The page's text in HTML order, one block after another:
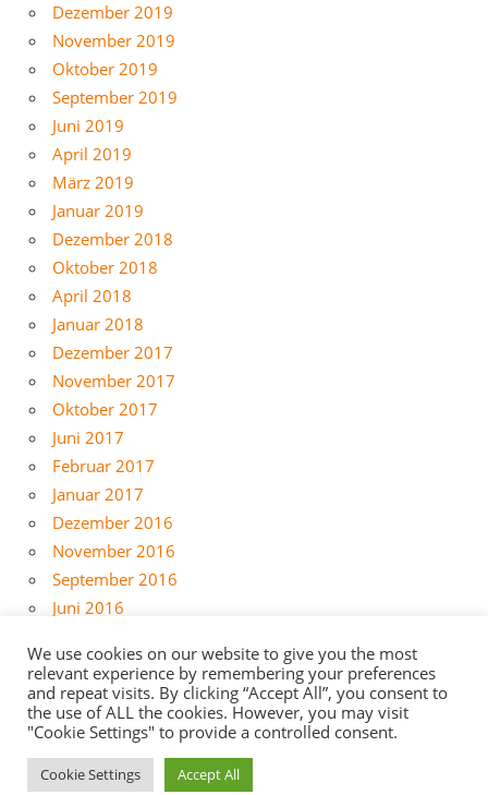
Dezember 2019
November 2019
Oktober 2019
September 2019
Juni 2019
April 2019
März 2019
Januar 2019
Dezember 2018
Oktober 2018
April 2018
Januar 2018
Dezember 2017
November 2017
Oktober 2017
Juni 2017
Februar 2017
Januar 2017
Dezember 2016
November 2016
September 2016
Juni 2016
April 2016
März 2016
Februar 2016
We use cookies on our website to give you the most
relevant experience by remembering your preferences
and repeat visits. By clicking “Accept All”, you consent to
the use of ALL the cookies. However, you may visit
"Cookie Settings" to provide a controlled consent.
Cookie Settings Accept All